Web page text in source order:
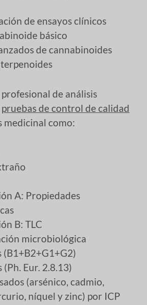
de ensayos clínicos
básico
de cannabinoides
de análisis
pruebas de control de calidad
medicinal como:
A: Propiedades
B: TLC
microbiológica
(Ph. Eur. 2.8.13)
(arsénico, cadmio,
níquel y zinc) por ICP